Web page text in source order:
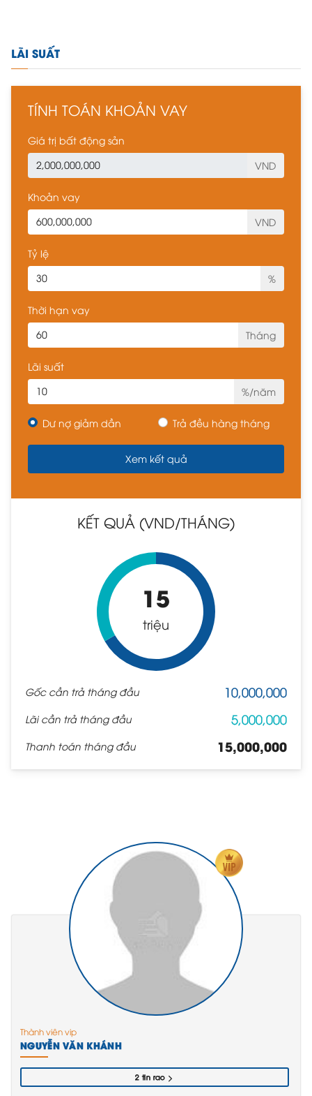
LÃI SUẤT
TÍNH TOÁN KHOẢN VAY
Giá trị bất động sản
VND
Khoản vay
VND
Tỷ lệ
%
Thời hạn vay
Tháng
Lãi suất
%/năm
Dư nợ giảm dần Trả đều hàng tháng
KẾT QUẢ (VND/THÁNG)
15
triệu
Gốc cần trả tháng đầu 10,000,000
Lãi cần trả tháng đầu 5,000,000
Thanh toán tháng đầu 15,000,000
Thành viên vip
NGUYỄN VĂN KHÁNH
2 tin rao